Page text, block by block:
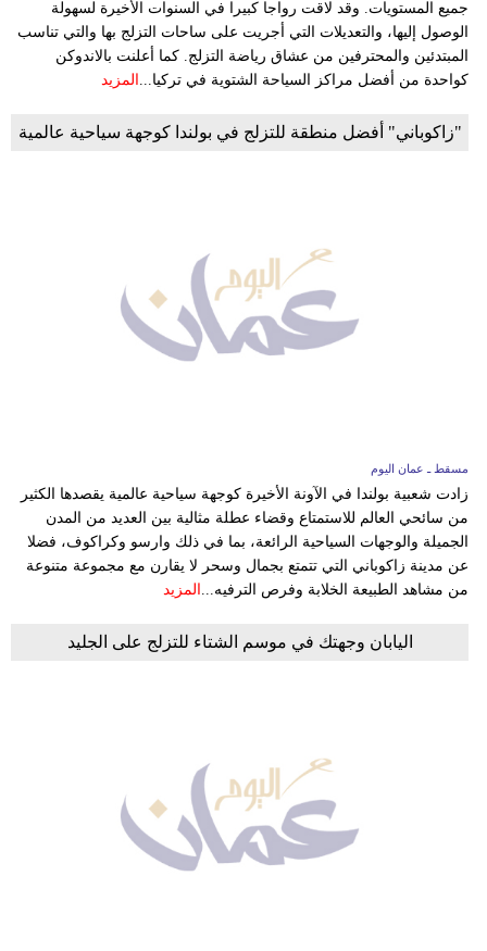
جميع المستويات. وقد لاقت رواجا كبيرا في السنوات الأخيرة لسهولة
الوصول إليها، والتعديلات التي أجريت على ساحات التزلج بها والتي تناسب
المبتدئين والمحترفين من عشاق رياضة التزلج. كما أعلنت بالاندوكن
كواحدة من أفضل مراكز السياحة الشتوية في تركيا... المزيد
"زاكوباني" أفضل منطقة للتزلج في بولندا كوجهة سياحية عالمية
مسقط ـ عمان اليوم
زادت شعبية بولندا في الآونة الأخيرة كوجهة سياحية عالمية يقصدها الكثير
من سائحي العالم للاستمتاع وقضاء عطلة مثالية بين العديد من المدن
الجميلة والوجهات السياحية الرائعة، بما في ذلك وارسو وكراكوف، فضلا
عن مدينة زاكوباني التي تتمتع بجمال وسحر لا يقارن مع مجموعة متنوعة
من مشاهد الطبيعة الخلابة وفرص الترفيه... المزيد
اليابان وجهتك في موسم الشتاء للتزلج على الجليد